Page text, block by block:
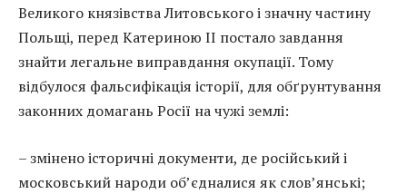
Великого князівства Литовського і значну частину
Польщі, перед Катериною II постало завдання
знайти легальне виправдання окупації. Тому
відбулося фальсифікація історії, для обґрунтування
законних домагань Росії на чужі землі:
– змінено історичні документи, де російський і
московський народи об’єдналися як слов’янські;